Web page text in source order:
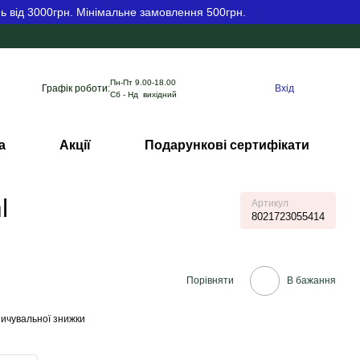
3000грн. Мінімальне замовлення 500грн.
Графік роботи:Пн-Пт 9.00-18.00
Сб - Нд вихідний
Вхід
Акції Подарункові сертифікати
Артикул
8021723055414
Порівняти В бажання
знижки